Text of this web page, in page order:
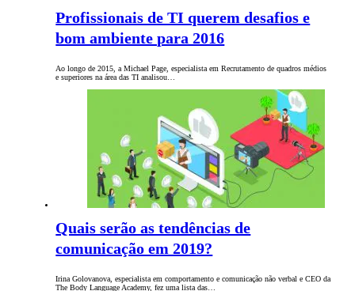
Profissionais de TI querem desafios e
bom ambiente para 2016
Ao longo de 2015, a Michael Page, especialista em Recrutamento de quadros médios
e superiores na área das TI analisou…
Quais serão as tendências de
comunicação em 2019?
Irina Golovanova, especialista em comportamento e comunicação não verbal e CEO da
The Body Language Academy, fez uma lista das…